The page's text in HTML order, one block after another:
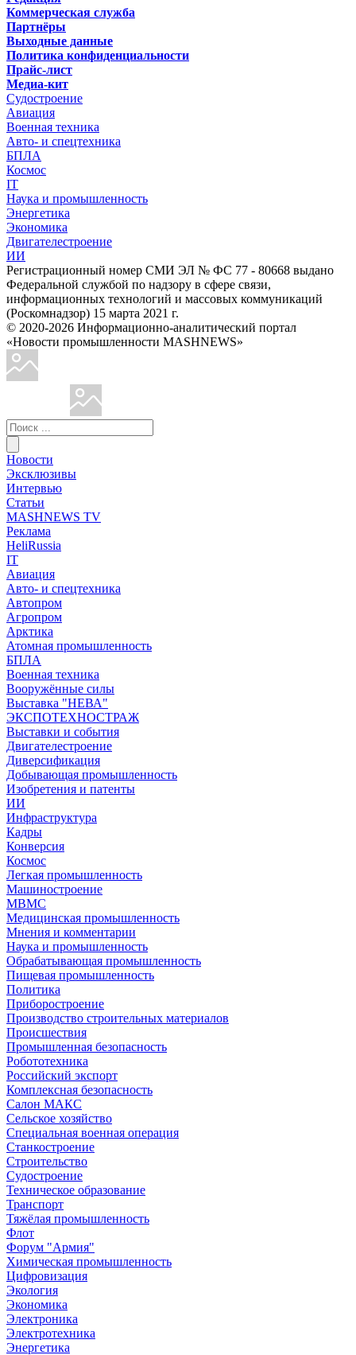
Коммерческая служба
Партнёры
Выходные данные
Политика конфиденциальности
Прайс-лист
Медиа-кит
Судостроение
Авиация
Военная техника
Авто- и спецтехника
БПЛА
Космос
IT
Наука и промышленность
Энергетика
Экономика
Двигателестроение
ИИ
Регистрационный номер СМИ ЭЛ № ФС 77 - 80668 выдано
Федеральной службой по надзору в сфере связи,
информационных технологий и массовых коммуникаций
(Роскомнадзор) 15 марта 2021 г.
© 2020-2026 Информационно-аналитический портал
«Новости промышленности MASHNEWS»
Новости
Эксклюзивы
Интервью
Статьи
MASHNEWS TV
Реклама
HeliRussia
IT
Авиация
Авто- и спецтехника
Автопром
Агропром
Арктика
Атомная промышленность
БПЛА
Военная техника
Вооружённые силы
Выставка "НЕВА"
ЭКСПОТЕХНОСТРАЖ
Выставки и события
Двигателестроение
Диверсификация
Добывающая промышленность
Изобретения и патенты
ИИ
Инфраструктура
Кадры
Конверсия
Космос
Легкая промышленность
Машиностроение
МВМС
Медицинская промышленность
Мнения и комментарии
Наука и промышленность
Обрабатывающая промышленность
Пищевая промышленность
Политика
Приборостроение
Производство строительных материалов
Происшествия
Промышленная безопасность
Робототехника
Российский экспорт
Комплексная безопасность
Салон МАКС
Сельское хозяйство
Специальная военная операция
Станкостроение
Строительство
Судостроение
Техническое образование
Транспорт
Тяжёлая промышленность
Флот
Форум "Армия"
Химическая промышленность
Цифровизация
Экология
Экономика
Электроника
Электротехника
Энергетика